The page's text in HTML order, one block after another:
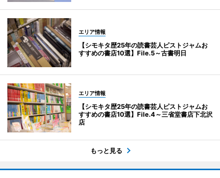
エリア情報
【シモキタ歴25年の読書芸人ピストジャムお
すすめの書店10選】File.5～古書明日
エリア情報
【シモキタ歴25年の読書芸人ピストジャムお
すすめの書店10選】File.4～三省堂書店下北沢
店
もっと見る